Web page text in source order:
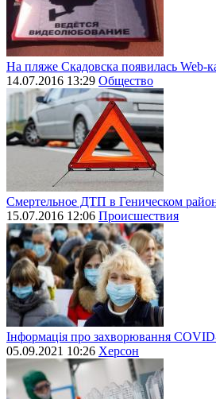
На пляже Скадовска появилась Web-
14.07.2016 13:29 Общество
Смертельное ДТП в Геническом
15.07.2016 12:06 Происшествия
Інформація про захворювання
05.09.2021 10:26 Херсон